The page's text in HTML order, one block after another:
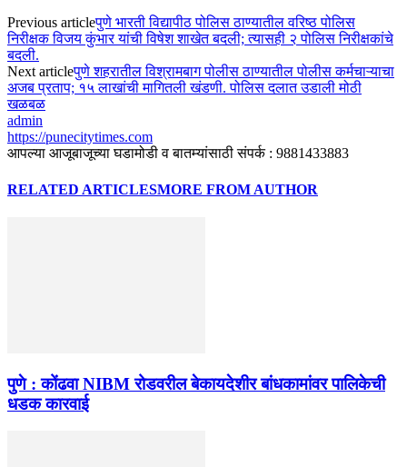
Previous articleपुणे भारती विद्यापीठ पोलिस ठाण्यातील वरिष्ठ पोलिस
निरीक्षक विजय कुंभार यांची विषेश शाखेत बदली; त्यासही २ पोलिस निरीक्षकांचे
बदली.
Next articleपुणे शहरातील विश्रामबाग पोलीस ठाण्यातील पोलीस कर्मचाऱ्याचा
अजब प्रताप; १५ लाखांची मागितली खंडणी. पोलिस दलात उडाली मोठी
खळबळ
admin
https://punecitytimes.com
आपल्या आजूबाजूच्या घडामोडी व बातम्यांसाठी संपर्क : 9881433883
RELATED ARTICLESMORE FROM AUTHOR
पुणे : कोंढवा NIBM रोडवरील बेकायदेशीर बांधकामांवर पालिकेची
धडक कारवाई